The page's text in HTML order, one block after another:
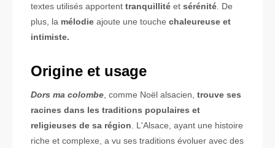
textes utilisés apportent tranquillité et sérénité . De
plus, la mélodie ajoute une touche chaleureuse et
intimiste.
Origine et usage
Dors ma colombe , comme Noël alsacien, trouve ses
racines dans les traditions populaires et
religieuses de sa région . L'Alsace, ayant une histoire
riche et complexe, a vu ses traditions évoluer avec des